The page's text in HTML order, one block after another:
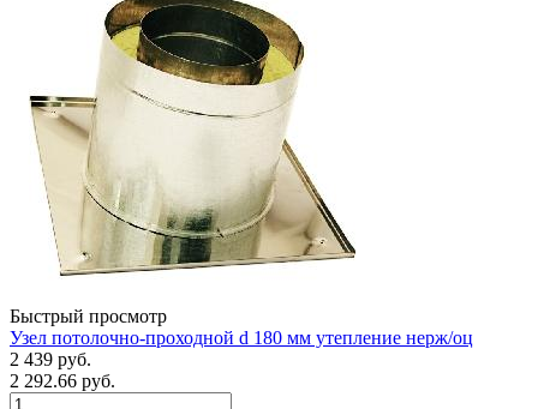
Быстрый просмотр
Узел потолочно-проходной d 180 мм утепление нерж/оц
2 439 руб.
2 292.66 руб.